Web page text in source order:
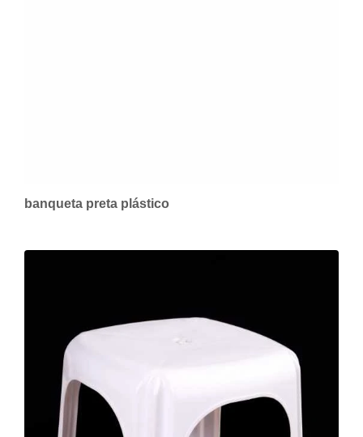
banqueta preta plástico